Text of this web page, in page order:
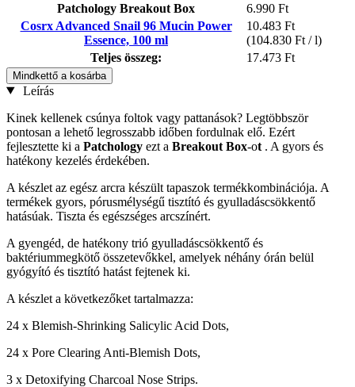
Patchology Breakout Box
6.990 Ft
Cosrx Advanced Snail 96 Mucin Power
Essence, 100 ml
10.483 Ft
(104.830 Ft / l)
Teljes összeg:
17.473 Ft
Mindkettő a kosárba
Leírás
Kinek kellenek csúnya foltok vagy pattanások? Legtöbbször
pontosan a lehető legrosszabb időben fordulnak elő. Ezért
fejlesztette ki a Patchology ezt a Breakout Box-ot . A gyors és
hatékony kezelés érdekében.
A készlet az egész arcra készült tapaszok termékkombinációja. A
termékek gyors, pórusmélységű tisztító és gyulladáscsökkentő
hatásúak. Tiszta és egészséges arcszínért.
A gyengéd, de hatékony trió gyulladáscsökkentő és
baktériummegkötő összetevőkkel, amelyek néhány órán belül
gyógyító és tisztító hatást fejtenek ki.
A készlet a következőket tartalmazza:
24 x Blemish-Shrinking Salicylic Acid Dots,
24 x Pore Clearing Anti-Blemish Dots,
3 x Detoxifying Charcoal Nose Strips.